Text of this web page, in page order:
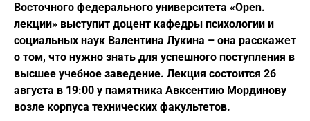
Восточного федерального университета «Open.
лекции» выступит доцент кафедры психологии и
социальных наук Валентина Лукина – она расскажет
о том, что нужно знать для успешного поступления в
высшее учебное заведение. Лекция состоится 26
августа в 19:00 у памятника Авксентию Мординову
возле корпуса технических факультетов.